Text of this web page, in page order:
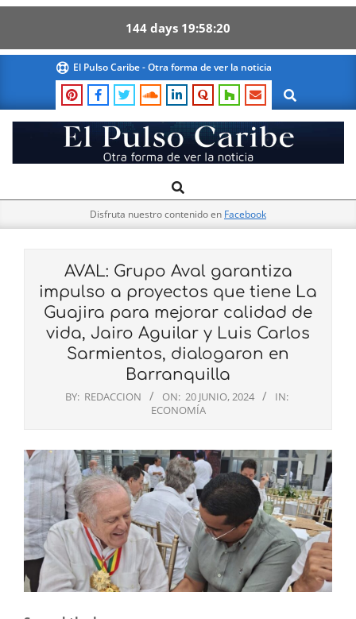
144 days 19 58 20
content
El Pulso Caribe - Otra forma de ver la noticia
Search
El
Pulso
Navigation
Search
Disfruta nuestro contenido en Facebook
AVAL: Grupo Aval garantiza
impulso a proyectos que tiene La
Guajira para mejorar calidad de
vida, Jairo Aguilar y Luis Carlos
Sarmientos, dialogaron en
Barranquilla
BY: REDACCION ON: 20 JUNIO, 2024
IN:
ECONOMÍA